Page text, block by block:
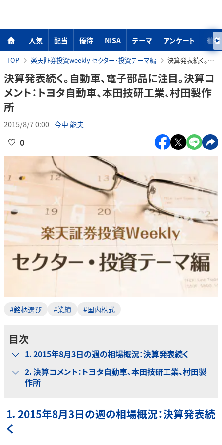
人気 配当 優待 NISA テーマ アンケート 著者
TOP 楽天証券投資weekly セクター・投資テーマ編 決算発表続く。自動車、電子部品に注目。決算コメント：トヨタ自動車、本田技研工業、村田製作所
決算発表続く。自動車、電子部品に注目。決算コ
メント：トヨタ自動車、本田技研工業、村田製作
所
2015/8/7 0:00 今中 能夫
0
#銘柄選び #業績 #国内株式
目次
1．2015年8月3日の週の相場概況：決算発表続く
2．決算コメント：トヨタ自動車、本田技研工業、村田製
作所
1．2015年8月3日の週の相場概況：決算発表続
く